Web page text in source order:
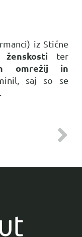
iz Stične
ter
omrežij in
saj so se